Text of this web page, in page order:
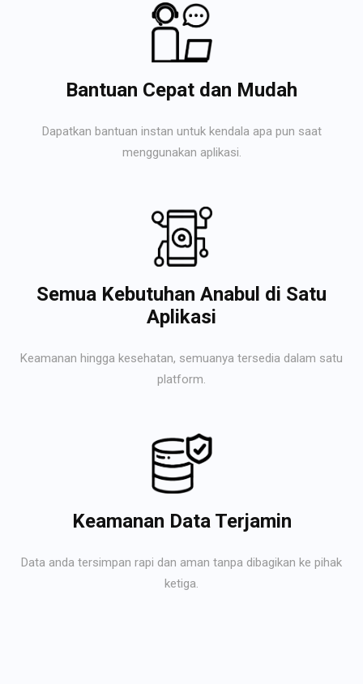
Bantuan Cepat dan Mudah
Dapatkan bantuan instan untuk kendala apa pun saat
menggunakan aplikasi.
Semua Kebutuhan Anabul di Satu
Aplikasi
Keamanan hingga kesehatan, semuanya tersedia dalam satu
platform.
Keamanan Data Terjamin
Data anda tersimpan rapi dan aman tanpa dibagikan ke pihak
ketiga.